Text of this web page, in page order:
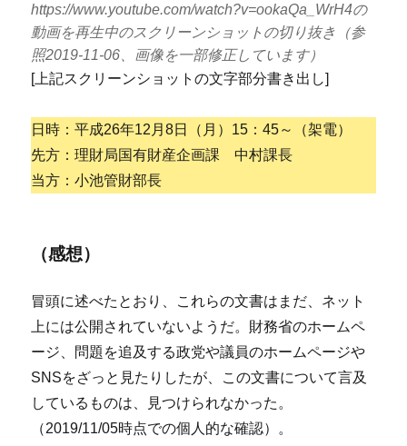
https://www.youtube.com/watch?v=ookaQa_WrH4の
動画を再生中のスクリーンショットの切り抜き（参
照2019-11-06、画像を一部修正しています）
[上記スクリーンショットの文字部分書き出し]
日時：平成26年12月8日（月）15：45～（架電）
先方：理財局国有財産企画課 中村課長
当方：小池管財部長
（感想）
冒頭に述べたとおり、これらの文書はまだ、ネット
上には公開されていないようだ。財務省のホームペ
ージ、問題を追及する政党や議員のホームページや
SNSをざっと見たりしたが、この文書について言及
しているものは、見つけられなかった。
（2019/11/05時点での個人的な確認）。